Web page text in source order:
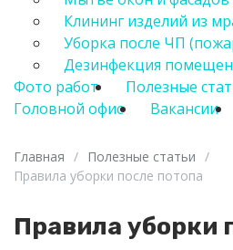
Клининг изделий из
Уборка после ЧП
Дезинфекция
Фото работ
Полезные
Головной офис
Вакансии
Главная / Полезные статьи /
Правила уборки после потопа
Правила уборки